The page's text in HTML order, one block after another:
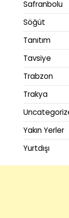
Safranbolu
Söğüt
Tanıtım
Tavsiye
Trabzon
Trakya
Yakın Yerler
Yurtdışı